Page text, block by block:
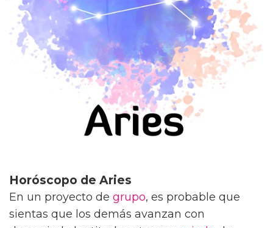
Horóscopo de Aries
En un proyecto de grupo, es probable que
sientas que los demás avanzan con